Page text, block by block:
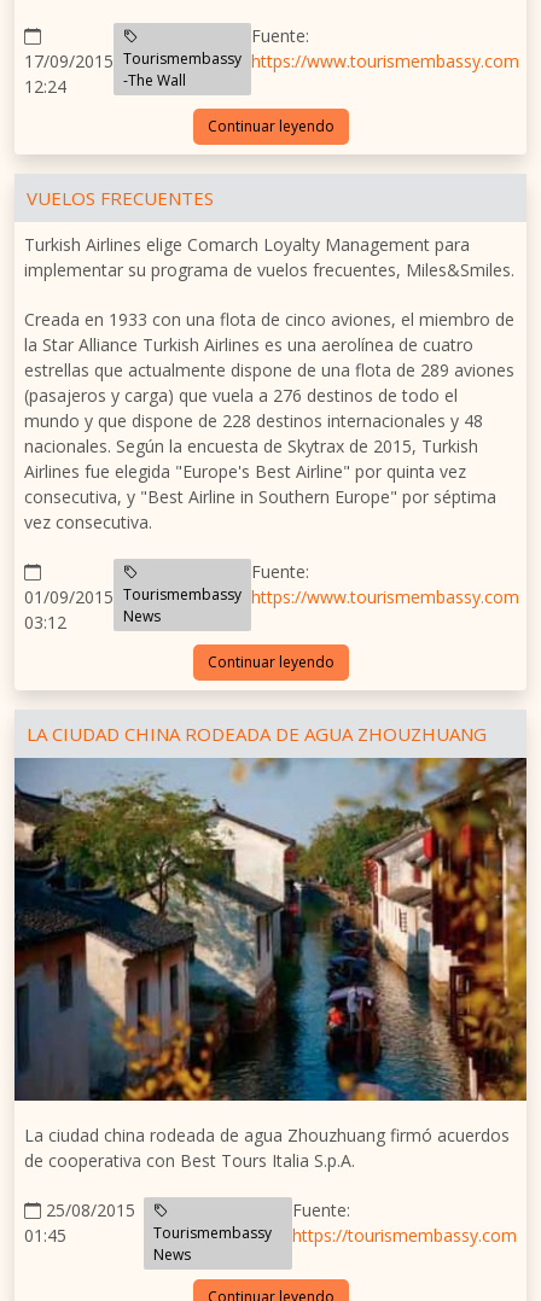
17/09/2015
12:24
Tourismembassy
-The Wall
Fuente:
https://www.tourismembassy.com
Continuar leyendo
VUELOS FRECUENTES
Turkish Airlines elige Comarch Loyalty Management para
implementar su programa de vuelos frecuentes, Miles&Smiles.
Creada en 1933 con una flota de cinco aviones, el miembro de
la Star Alliance Turkish Airlines es una aerolínea de cuatro
estrellas que actualmente dispone de una flota de 289 aviones
(pasajeros y carga) que vuela a 276 destinos de todo el
mundo y que dispone de 228 destinos internacionales y 48
nacionales. Según la encuesta de Skytrax de 2015, Turkish
Airlines fue elegida "Europe's Best Airline" por quinta vez
consecutiva, y "Best Airline in Southern Europe" por séptima
vez consecutiva.
01/09/2015
03:12
Tourismembassy
News
Fuente:
https://www.tourismembassy.com
Continuar leyendo
LA CIUDAD CHINA RODEADA DE AGUA ZHOUZHUANG
La ciudad china rodeada de agua Zhouzhuang firmó acuerdos
de cooperativa con Best Tours Italia S.p.A.
25/08/2015
01:45
Tourismembassy
News
Fuente:
https://tourismembassy.com
Continuar leyendo